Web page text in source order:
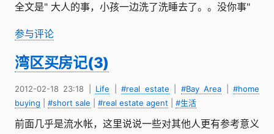
全文是" 大人的事，小孩一边洗了洗睡去了。。没你事"
参与评论
湾区买房记(3)
2012-02-18 23:18 Life |#real estate #Bay Area |#home
buying
#short sale #real estate agent #生活
前面几乎是流水帐，这里说说一些对其他人更有参考意义